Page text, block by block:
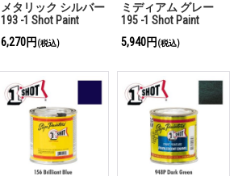
メタリック シルバー
193 -1 Shot Paint
237ml
6,270円 (税込)
ミディアム グレー
195 -1 Shot Paint
237ml
5,940円 (税込)